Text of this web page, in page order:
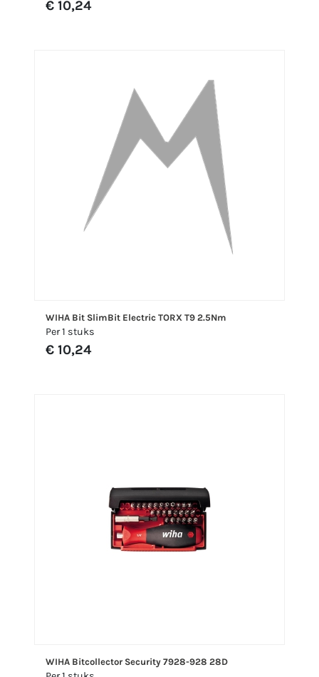
€ 10,24
WIHA Bit SlimBit Electric TORX T9 2.5Nm
Per 1 stuks
€ 10,24
WIHA Bitcollector Security 7928-928 28D